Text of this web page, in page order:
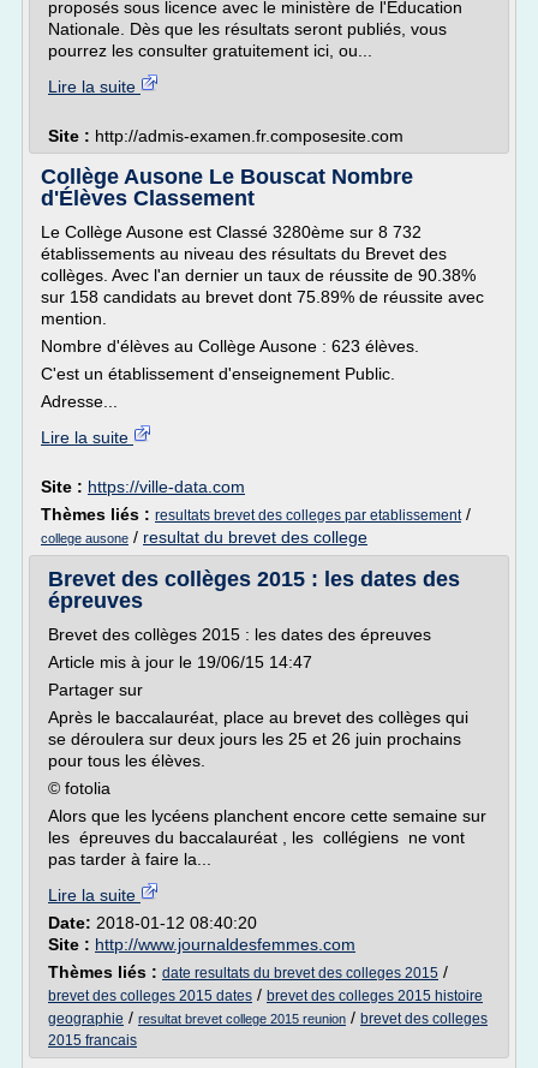
proposés sous licence avec le ministère de l'Education
Nationale. Dès que les résultats seront publiés, vous
pourrez les consulter gratuitement ici, ou...
Lire la suite
Site : http://admis-examen.fr.composesite.com
Collège Ausone Le Bouscat Nombre
d'Élèves Classement
Le Collège Ausone est Classé 3280ème sur 8 732
établissements au niveau des résultats du Brevet des
collèges. Avec l'an dernier un taux de réussite de 90.38%
sur 158 candidats au brevet dont 75.89% de réussite avec
mention.
Nombre d'élèves au Collège Ausone : 623 élèves.
C'est un établissement d'enseignement Public.
Adresse...
Lire la suite
Site : https://ville-data.com
Thèmes liés : resultats brevet des colleges par etablissement/
college ausone / resultat du brevet des college
Brevet des collèges 2015 : les dates des
épreuves
Brevet des collèges 2015 : les dates des épreuves
Article mis à jour le 19/06/15 14:47
Partager sur
Après le baccalauréat, place au brevet des collèges qui
se déroulera sur deux jours les 25 et 26 juin prochains
pour tous les élèves.
© fotolia
Alors que les lycéens planchent encore cette semaine sur
les épreuves du baccalauréat , les collégiens ne vont
pas tarder à faire la...
Lire la suite
Date: 2018-01-12 08:40:20
Site : http://www.journaldesfemmes.com
Thèmes liés : date resultats du brevet des colleges 2015 /
brevet des colleges 2015 dates / brevet des colleges 2015 histoire
geographie / resultat brevet college 2015 reunion / brevet des colleges
2015 francais